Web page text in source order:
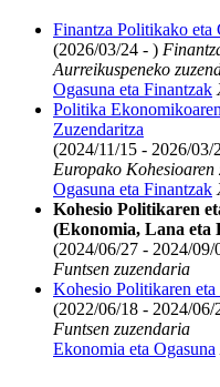
Finantza Politikako eta
(2026/03/24 - )
Aurreikuspeneko
Ogasuna eta Finantzak
Politika
Zuzendaritza
(2024/11/15 - 2026/03/
Europako Kohesioaren
Ogasuna eta Finantzak
Kohesio Politikaren
(Ekonomia, Lana eta
(2024/06/27 - 2024/09/
Funtsen zuzendaria
Kohesio Politikaren
(2022/06/18 - 2024/06/
Funtsen zuzendaria
Ekonomia eta Ogasuna